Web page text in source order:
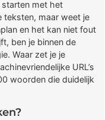
starten met het
teksten, maar weet je
en het kan niet fout
ben je binnen de
Waar zet je je
URL’s
woorden die duidelijk